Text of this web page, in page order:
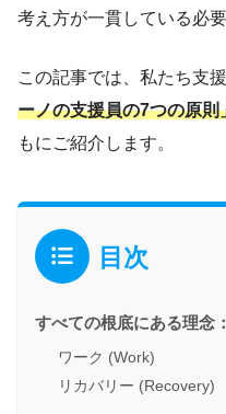
考え方が一貫している必
この記事では、私たち支
ーノの支援員の7つの原則
もにご紹介します。
目次
すべての根底にある理念
ワーク (Work)
リカバリー (Recovery)